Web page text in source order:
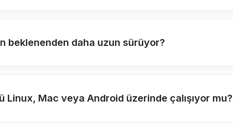
beklenenden daha uzun sürüyor?
Linux, Mac veya Android üzerinde çalışıyor mu?